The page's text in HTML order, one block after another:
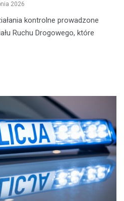
2026
kontrolne prowadzone
Ruchu Drogowego, które